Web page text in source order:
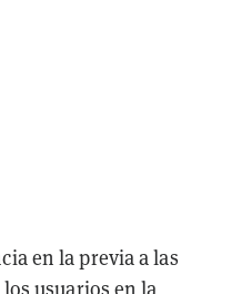
en la previa a las